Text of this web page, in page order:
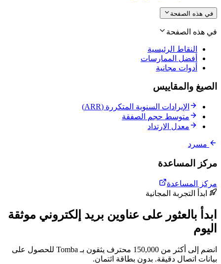
في هذه الصفحة
في هذه الصفحة
النقاط الرئيسية
أفضل الممارسات
أدوات مجانية
الصيغ والمقاييس
الإيرادات السنوية المتكررة (ARR)
متوسط حجم الصفقة
معدل الارتداد
مسرد
مركز المساعدة
مركز المساعدة
ابدأ التجربة المجانية
ابدأ بالعثور على عناوين بريد إلكتروني موثقة
اليوم
انضم إلى أكثر من 150,000 محترف يثقون بـ Tomba للحصول على
بيانات اتصال دقيقة. بدون بطاقة ائتمان.